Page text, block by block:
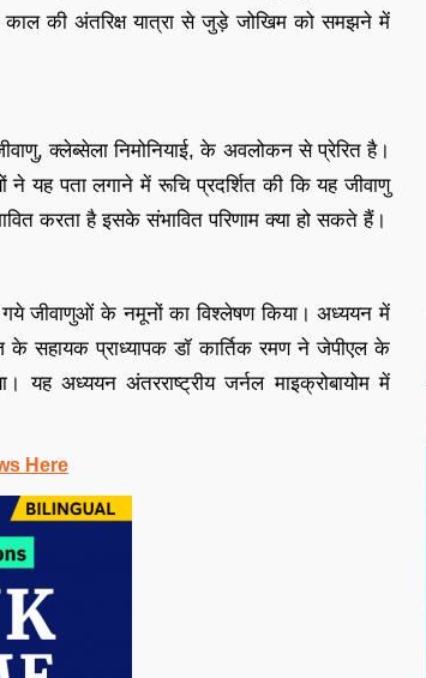
काल की अंतरिक्ष यात्रा से जुड़े जोखिम को समझने में
क्लेब्सेला निमोनियाई, के अवलोकन से प्रेरित है।
ने यह पता लगाने में रूचि प्रदर्शित की कि यह जीवाणु
करता है इसके संभावित परिणाम क्या हो सकते हैं।
गये जीवाणुओं के नमूनों का विश्लेषण किया। अध्ययन में
सहायक प्राध्यापक डॉ कार्तिक रमण ने जेपीएल के
यह अध्ययन अंतरराष्ट्रीय जर्नल माइक्रोबायोम में
Here